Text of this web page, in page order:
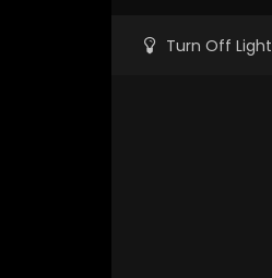
Turn Off Light